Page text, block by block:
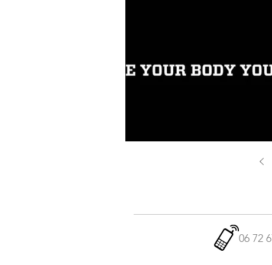
06 72